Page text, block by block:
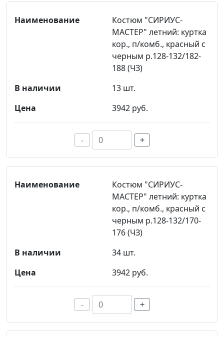
Костюм "СИРИУС-
МАСТЕР" летний: куртка
кор., п/комб., красный с
черным р.128-132/182-
188 (ЧЗ)
13 шт.
3942 руб.
- +
Костюм "СИРИУС-
МАСТЕР" летний: куртка
кор., п/комб., красный с
черным р.128-132/170-
176 (ЧЗ)
34 шт.
3942 руб.
- +